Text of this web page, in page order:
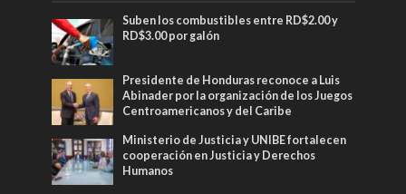
Suben los combustibles entre RD$2.00 y
RD$3.00 por galón
Presidente de Honduras reconoce a Luis
Abinader por la organización de los Juegos
Centroamericanos y del Caribe
Ministerio de Justicia y UNIBE fortalecen
cooperación en Justicia y Derechos
Humanos